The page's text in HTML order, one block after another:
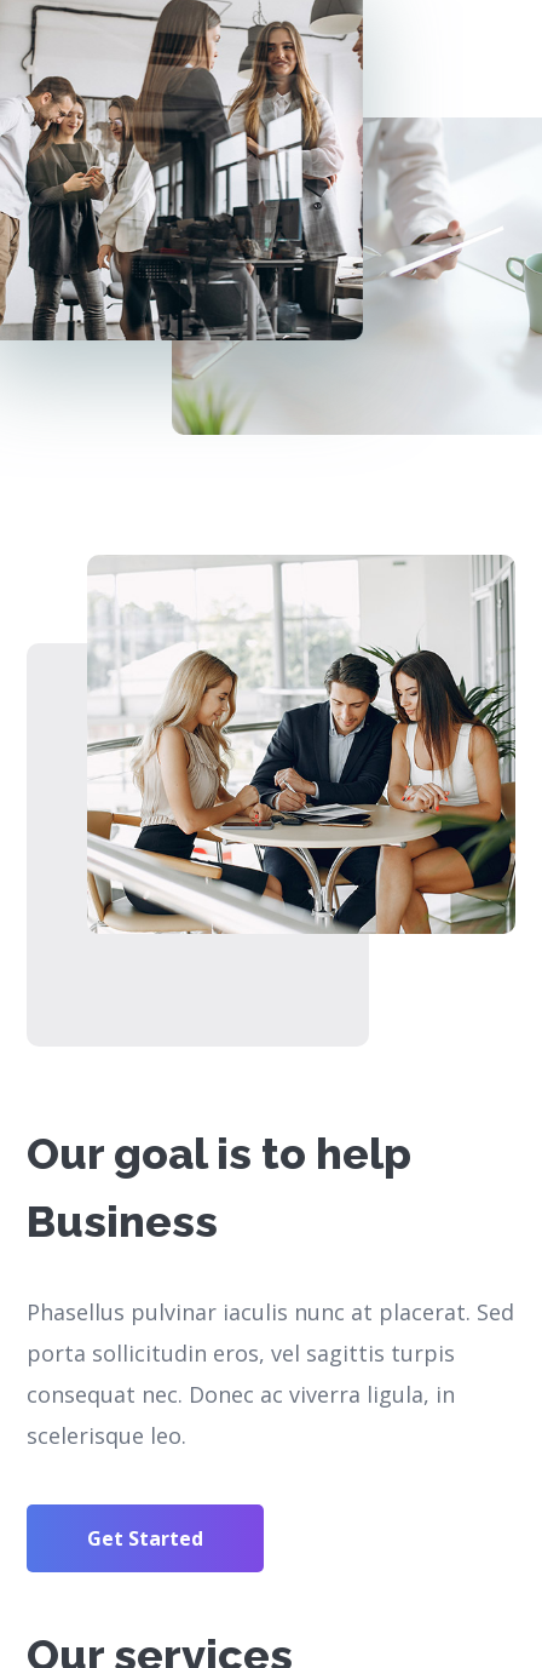
Our goal is to help
Business
Phasellus pulvinar iaculis nunc at placerat. Sed
porta sollicitudin eros, vel sagittis turpis
consequat nec. Donec ac viverra ligula, in
scelerisque leo.
Get Started
Our services